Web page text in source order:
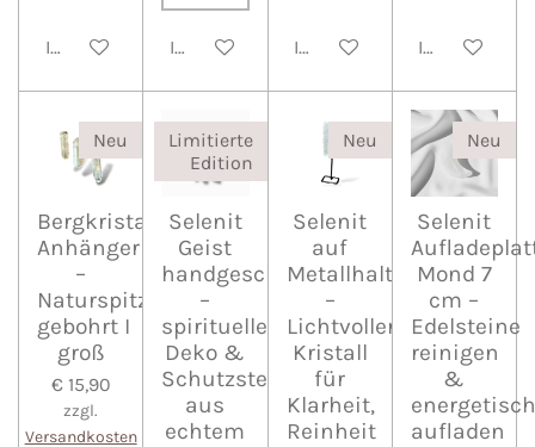
In den WarenkorbIn den WarenkorbIn den WarenkorbIn den
Neu
Bergkristall
Anhänger
–
Naturspitze
gebohrt I
groß
€ 15,90
zzgl.
Versandkosten
Limitierte
Edition
Selenit
Geist
handgeschnitzt
–
spirituelle
Deko &
Schutzstein
aus
echtem
Neu
Selenit
auf
Metallhalterung
–
Lichtvoller
Kristall
für
Klarheit,
Reinheit
Neu
Selenit
Mond 7
cm –
Edelsteine
reinigen
&
energetisch
aufladen